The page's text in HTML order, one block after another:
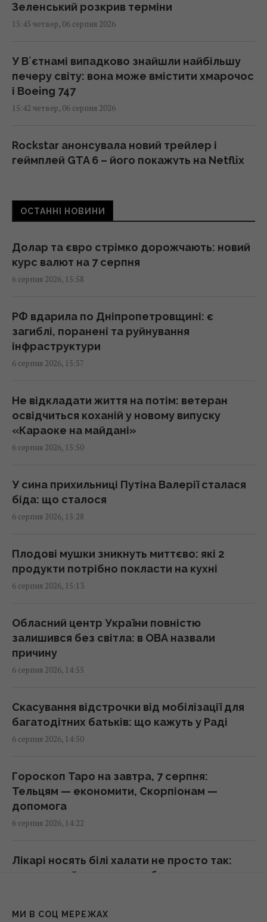
Зеленський розкрив терміни
15:45 четвер, 06 серпня 2026
У Вʼєтнамі випадково знайшли найбільшу
печеру світу: вона може вмістити хмарочос
і Boeing 747
15:42 четвер, 06 серпня 2026
Rockstar анонсувала новий трейлер і
геймплей GTA 6 – його покажуть на Netflix
В Румунії вже знають, куди РФ вдарить
15:40 четвер, 06 серпня 2026
П’ять знаків Зодіаку отримають знак долі:
15:40 четвер, 06 серпня 2026
Українець у Німеччині шпигував за
оборонним підприємством, його
15:34 четвер, 06 серпня 2026
Переказ грошей на картку стає викликом:
які незвичні новації вводять банки
Росія може використати українські БпЛА
для атак на цілі в Балтії, - литовська
15:33 четвер, 06 серпня 2026
Чому ми часто прокидаємося саме о 3-й
15:30 четвер, 06 серпня 2026
Ремонт замість заміни: нові підходи до
відновлення алюмінієвих кузовів
Росія терміново шукає заміну своїм
"Іскандерам": експерт вказав причину
Apple готує революцію: AirPods із
камерами можуть з’явитися вже цієї осені
15:15 четвер, 06 серпня 2026
Не щороку: експерти назвали ідеальний
ОСТАННІ НОВИНИ
Долар та євро стрімко дорожчають: новий
курс валют на 7 серпня
6 серпня 2026, 15:58
РФ вдарила по Дніпропетровщині: є
загиблі, поранені та руйнування
інфраструктури
6 серпня 2026, 15:57
Не відкладати життя на потім: ветеран
освідчиться коханій у новому випуску
«Караоке на майдані»
6 серпня 2026, 15:50
У сина прихильниці Путіна Валерії сталася
біда: що сталося
6 серпня 2026, 15:28
Плодові мушки зникнуть миттєво: які 2
продукти потрібно покласти на кухні
6 серпня 2026, 15:13
Обласний центр України повністю
залишився без світла: в ОВА назвали
причину
6 серпня 2026, 14:55
Скасування відстрочки від мобілізації для
багатодітних батьків: що кажуть у Раді
6 серпня 2026, 14:50
Гороскоп Таро на завтра, 7 серпня:
Тельцям — економити, Скорпіонам —
допомога
6 серпня 2026, 14:22
Лікарі носять білі халати не просто так:
прихований сенс здивує багатьох
МИ В СОЦ МЕРЕЖАХ